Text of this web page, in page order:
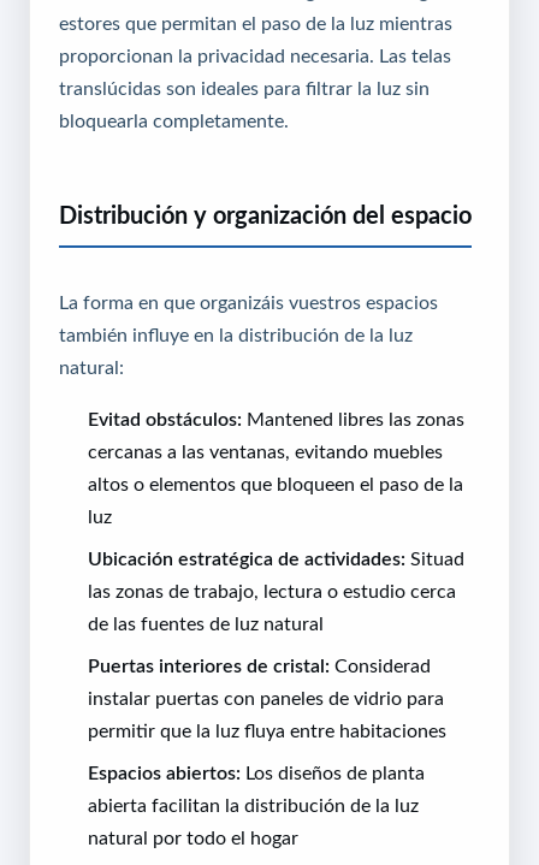
estores que permitan el paso de la luz mientras
proporcionan la privacidad necesaria. Las telas
translúcidas son ideales para filtrar la luz sin
bloquearla completamente.
Distribución y organización del espacio
La forma en que organizáis vuestros espacios
también influye en la distribución de la luz
natural:
Evitad obstáculos: Mantened libres las zonas
cercanas a las ventanas, evitando muebles
altos o elementos que bloqueen el paso de la
luz
Ubicación estratégica de actividades: Situad
las zonas de trabajo, lectura o estudio cerca
de las fuentes de luz natural
Puertas interiores de cristal: Considerad
instalar puertas con paneles de vidrio para
permitir que la luz fluya entre habitaciones
Espacios abiertos: Los diseños de planta
abierta facilitan la distribución de la luz
natural por todo el hogar